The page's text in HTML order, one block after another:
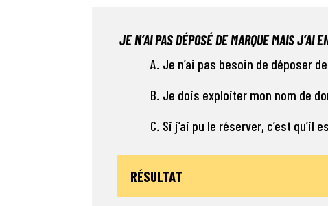
JE N’AI PAS DÉPOSÉ DE MARQUE MAIS J’AI
A. Je n’ai pas besoin de déposer
B. Je dois exploiter mon nom de
C. Si j’ai pu le réserver, c’est qu’il
RÉSULTAT